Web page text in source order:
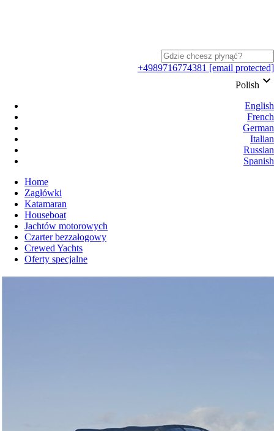
+4989716774381 [email protected]
Polish keyboard_arrow_down
English
French
German
Italian
Russian
Spanish
Home
Zagłówki
Katamaran
Houseboat
Jachtów motorowych
Czarter bezzałogowy
Crewed Yachts
Oferty specjalne